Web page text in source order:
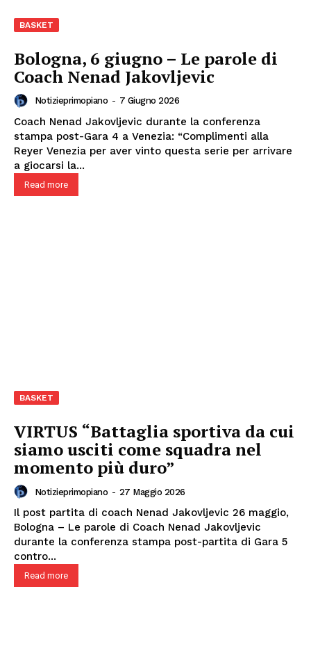
BASKET
Bologna, 6 giugno – Le parole di
Coach Nenad Jakovljevic
Notizieprimopiano - 7 Giugno 2026
Coach Nenad Jakovljevic durante la conferenza
stampa post-Gara 4 a Venezia: “Complimenti alla
Reyer Venezia per aver vinto questa serie per arrivare
a giocarsi la...
Read more
BASKET
VIRTUS “Battaglia sportiva da cui
siamo usciti come squadra nel
momento più duro”
Notizieprimopiano - 27 Maggio 2026
Il post partita di coach Nenad Jakovljevic 26 maggio,
Bologna – Le parole di Coach Nenad Jakovljevic
durante la conferenza stampa post-partita di Gara 5
contro...
Read more